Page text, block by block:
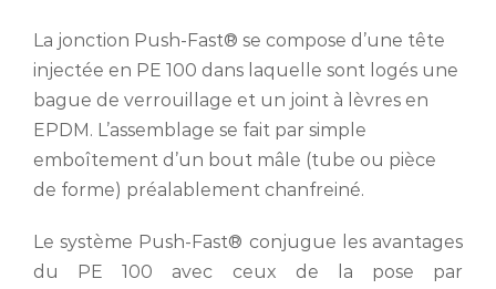
La jonction Push-Fast® se compose d’une tête
injectée en PE 100 dans laquelle sont logés une
bague de verrouillage et un joint à lèvres en
EPDM. L’assemblage se fait par simple
emboîtement d’un bout mâle (tube ou pièce
de forme) préalablement chanfreiné.
Le système Push-Fast® conjugue les avantages
du PE 100 avec ceux de la pose par